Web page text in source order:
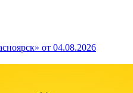
от 04.08.2026